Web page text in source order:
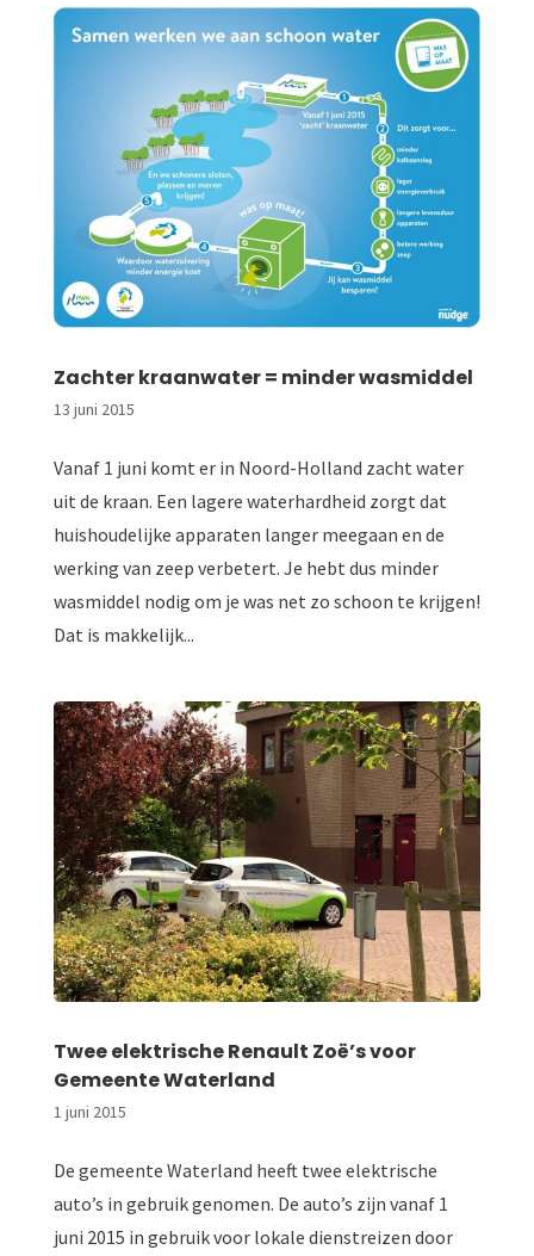
Zachter kraanwater = minder wasmiddel
13 juni 2015
Vanaf 1 juni komt er in Noord-Holland zacht water
uit de kraan. Een lagere waterhardheid zorgt dat
huishoudelijke apparaten langer meegaan en de
werking van zeep verbetert. Je hebt dus minder
wasmiddel nodig om je was net zo schoon te krijgen!
Dat is makkelijk...
Twee elektrische Renault Zoë’s voor
Gemeente Waterland
1 juni 2015
De gemeente Waterland heeft twee elektrische
auto’s in gebruik genomen. De auto’s zijn vanaf 1
juni 2015 in gebruik voor lokale dienstreizen door